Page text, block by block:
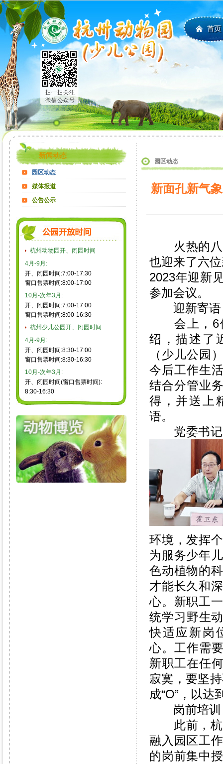
首页
新闻动态
园区动态
媒体报道
公告公示
杭州动物园开、闭园时间
4月-9月:
开、闭园时间:7:00-17:30
窗口售票时间:8:00-17:00
10月-次年3月:
开、闭园时间:7:00-17:00
窗口售票时间:8:00-16:30
杭州少儿公园开、闭园时间
4月-9月:
开、闭园时间:8:30-17:00
窗口售票时间:8:30-16:30
10月-次年3月:
开、闭园时间(窗口售票时间):
8:30-16:30
园区动态
新面孔新气
火热的八
也迎来了六
2023年迎新
参加会议。
迎新寄语
会上，6
绍，描述了
（少儿公园
今后工作生
结合分管业
得，并送上
语。
党委书记
环境，发挥
为服务少年
色动植物的
才能长久和
心。新职工
统学习野生
快适应新岗
心。工作需
新职工在任
寂寞，要坚
成“O”，以达
岗前培训
此前，杭
融入园区工
的岗前集中